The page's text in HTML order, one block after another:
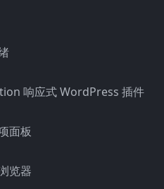
响应式 WordPress 插件
面板
览器